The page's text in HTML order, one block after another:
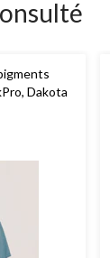
Dakota